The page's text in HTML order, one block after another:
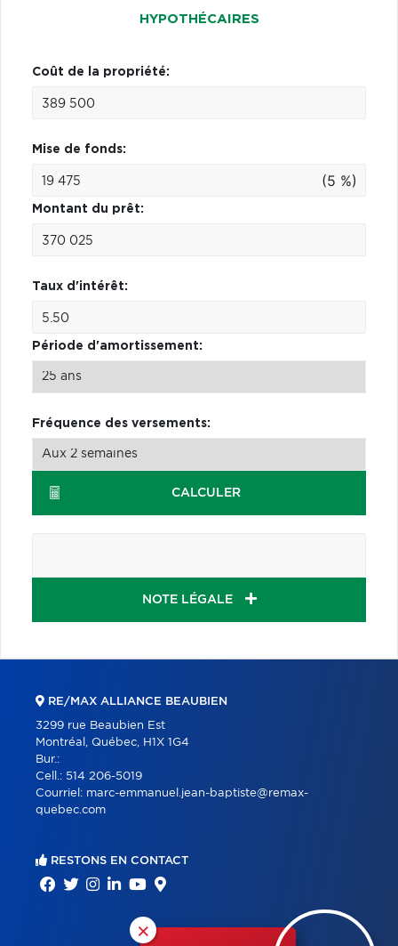
HYPOTHÉCAIRES
Coût de la propriété:
Mise de fonds:
(5 %)
Montant du prêt:
Taux d'intérêt:
Période d'amortissement:
Fréquence des versements:
CALCULER
NOTE LÉGALE
×
RE/MAX ALLIANCE BEAUBIEN
3299 rue Beaubien Est
Montréal, Québec, H1X 1G4
Bur.:
Cell.: 514 206-5019
Courriel: marc-emmanuel.jean-baptiste@remax-
quebec.com
RESTONS EN CONTACT